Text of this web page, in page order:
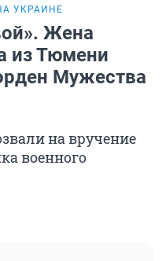
УКРАИНЕ
Жена
из Тюмени
Мужества
на вручение
военного